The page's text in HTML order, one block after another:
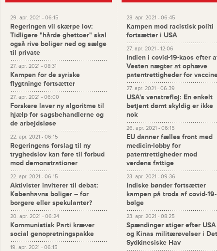
29. apr. 2021 - 06:15
Regeringen vil skærpe lov:
Tidligere "hårde ghettoer" skal
også rive boliger ned og sælge
til private
27. apr. 2021 - 08:31
Kampen for de syriske
flygtninge fortsætter
27. apr. 2021 - 06:00
Forskere laver ny algoritme til
hjælp for sagsbehandlerne og
de arbejdsløse
22. apr. 2021 - 06:15
Regeringens forslag til ny
tryghedslov kan føre til forbud
mod demonstrationer
22. apr. 2021 - 06:15
Aktivister inviterer til debat:
Københavns boliger – for
borgere eller spekulanter?
20. apr. 2021 - 06:24
Kommunistisk Parti kræver
social genopretningspakke
19. apr. 2021 - 06:15
28. apr. 2021 - 06:45
Kampen mod racistisk politi
fortsætter i USA
27. apr. 2021 - 12:06
Indien i covid-19-kaos efter
Vesten nægter at ophæve
patentrettigheder for
27. apr. 2021 - 06:39
USA's venstrefløj: En enkelt
betjent dømt skyldig er ikke
nok
26. apr. 2021 - 06:15
EU danner fælles front med
medicin-lobby for
patentrettigheder mod
verdens fattige
23. apr. 2021 - 09:36
Indiske bønder fortsætter
kampen på trods af covid-19-
bølge
23. apr. 2021 - 08:25
Spændinger stiger efter USA
og Kinas militærøvelser i Det
Sydkinesiske Hav